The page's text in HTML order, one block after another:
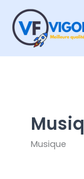
contenu
Musique